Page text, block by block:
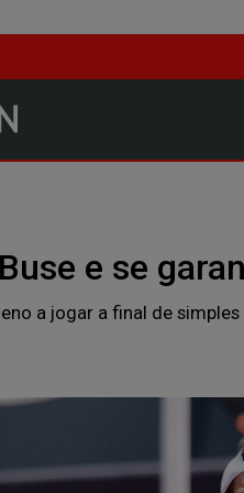
e se
a jogar a final de simples